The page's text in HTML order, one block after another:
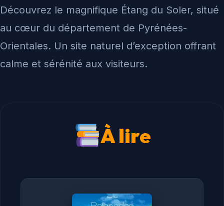
Découvrez le magnifique Étang du Soler, situé
au cœur du département de Pyrénées-
Orientales. Un site naturel d’exception offrant
calme et sérénité aux visiteurs.
À lire